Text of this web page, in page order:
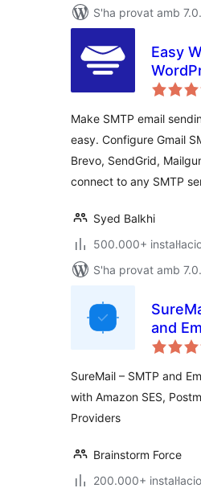
S'ha provat amb
Easy
and
365,
more
Make SMTP email
easy. Configure Gmail
Brevo, SendGrid,
connect to any SMTP
Syed Balkhi
500.000+
S'ha provat amb
and
Plugin
Other
SureMail – SMTP and
with Amazon SES,
Providers
Brainstorm Force
200.000+